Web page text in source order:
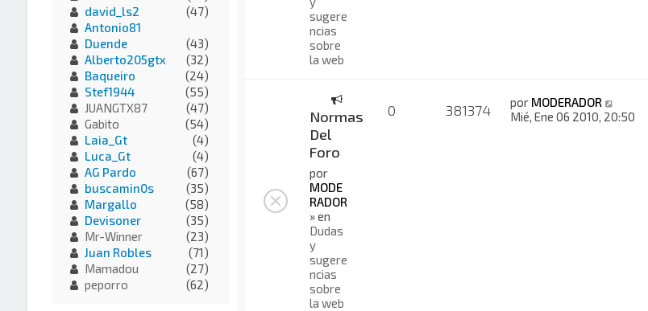
sugere
ncias
sobre
la web
Normas
Del
Foro
por
MODE
RADOR
» en
Dudas
y
sugere
ncias
sobre
la web
0 381374 por MODERADOR
Mié, Ene 06 2010, 20:50
david_ls2
(47)
Antonio81
Duende
(43)
Alberto205gtx
(32)
Baqueiro
(24)
Stef1944
(55)
JUANGTX87
(47)
Gabito
(54)
Laia_Gt
(4)
Luca_Gt
(4)
AG Pardo
(67)
buscamin0s
(35)
Margallo
(58)
Devisoner
(35)
Mr-Winner
(23)
Juan Robles
(71)
Mamadou
(27)
peporro
(62)